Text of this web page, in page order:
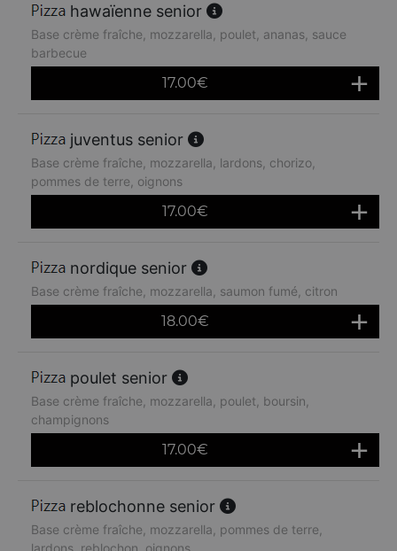
hawaïenne senior
Base crème fraîche, mozzarella, poulet, ananas, sauce
barbecue
17.00€
juventus senior
Base crème fraîche, mozzarella, lardons, chorizo,
pommes de terre, oignons
17.00€
nordique senior
Base crème fraîche, mozzarella, saumon fumé, citron
18.00€
poulet senior
Base crème fraîche, mozzarella, poulet, boursin,
champignons
17.00€
reblochonne senior
Base crème fraîche, mozzarella, pommes de terre,
lardons, reblochon, oignons